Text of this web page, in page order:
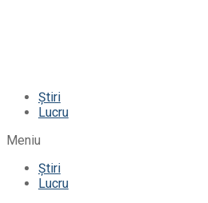
Știri
Lucru
Meniu
Știri
Lucru